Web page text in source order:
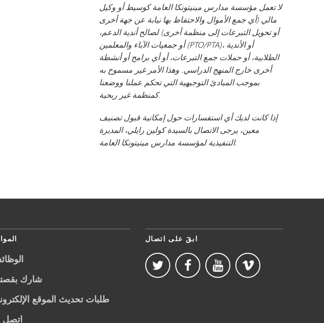
لا تعمل مؤسسة مدارس مينيتونكا العامة كوسيط أو وكيل
مالي (أي جمع الأموال والاحتفاظ بها نيابة عن جهة أخرى
أو تحويل التبرعات إلى منظمة أخرى) لصالح أندية الدعم،
أو جمعيات الآباء والمعلمين (PTO/PTA)، أو الأندية
الطلابية، أو حملات جمع التبرعات، أو أي برامج أو أنشطة
أخرى خارج المنهج الدراسي. وهذا الأمر غير مسموح به
بموجب المبادئ التوجيهية التي تحكم عملنا ووضعنا
كمنظمة غير ربحية.
إذا كانت لديك أي استفسارات حول إمكانية قبول تصنيف
معين، يرجى الاتصال بالسيدة كولين رايلي، المديرة
التنفيذية لمؤسسة مدارس مينيتونكا العامة.
شارك
طلبات تحديث الموقع
اتصل
ابقَ على اتصال